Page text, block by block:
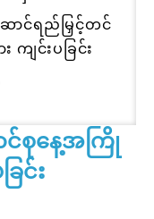
ောင်ရည်မြှင့်တင်
ကျင်းပခြင်း
င်စုနေ့အကြို
ြင်း